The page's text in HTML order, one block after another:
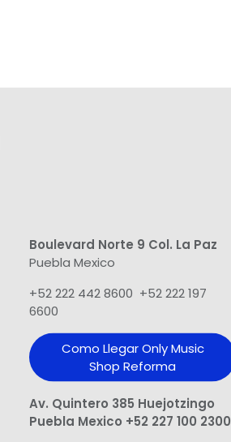
Boulevard Norte 9 Col. La Paz
Puebla Mexico
+52 222 442 8600 +52 222 197
6600
Como Llegar Only Music
Shop​ Reforma
Av. Quintero 385 Huejotzingo
Puebla Mexico +52 227 100 2300